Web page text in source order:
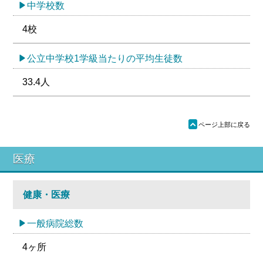
中学校数
4校
公立中学校1学級当たりの平均生徒数
33.4人
ü ページ上部に戻る
医療
健康・医療
一般病院総数
4ヶ所